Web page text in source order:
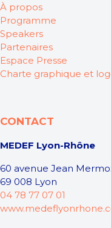
À propos
Programme
Speakers
Partenaires
Espace Presse
Charte graphique et
CONTACT
MEDEF Lyon-Rhône
60 avenue Jean
69 008 Lyon
04 78 77 07 01